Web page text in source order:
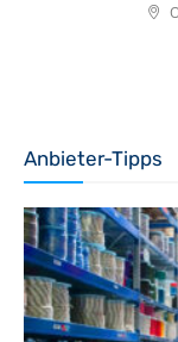
Anbieter-Tipps